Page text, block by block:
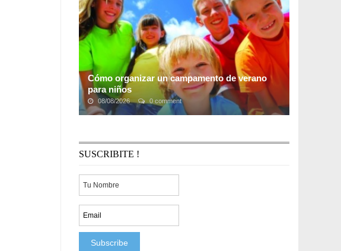
aceptada por el Consejo Directivo de ...
Cómo organizar un campamento de verano
para niños
08/08/2026 0 comment
El invierno ha terminado y ahora el verano se acerca
SUSCRIBITE !